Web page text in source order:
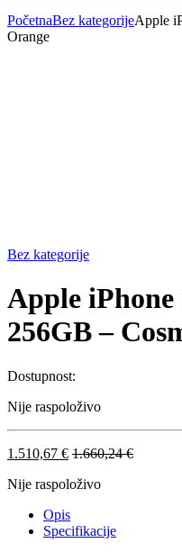
PočetnaBez kategorijeApple
Orange
Bez kategorije
Apple
256GB –
Dostupnost:
Nije raspoloživo
1.510,67 € 1.660,24€
Nije raspoloživo
Opis
Specifikacije